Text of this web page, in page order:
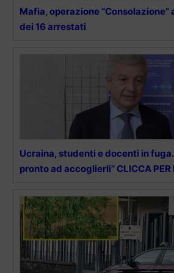
Mafia, operazione “Consolazione”
dei 16 arrestati
Ucraina, studenti e docenti in
pronto ad accoglierli” CLICCA PER